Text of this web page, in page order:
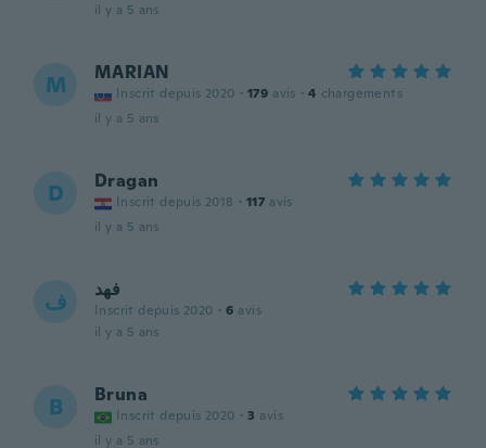
il y a 5 ans
M MARIAN
Inscrit depuis 2020 · 179 avis · 4 chargements
il y a 5 ans
D Dragan
Inscrit depuis 2018 · 117 avis
il y a 5 ans
ف فهد
Inscrit depuis 2020 · 6 avis
il y a 5 ans
B Bruna
Inscrit depuis 2020 · 3 avis
il y a 5 ans